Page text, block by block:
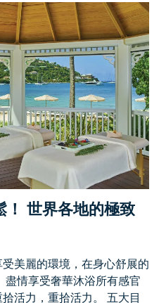
！ 世界各地的極致
美麗的環境，在身心舒展的
盡情享受奢華沐浴所有感官
活力，重拾活力。 五大目